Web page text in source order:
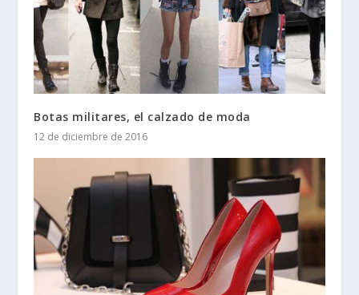
Botas militares, el calzado de moda
12 de diciembre de 2016